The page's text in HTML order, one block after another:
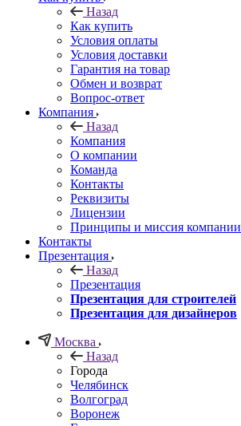
Назад
Как купить
Условия оплаты
Условия доставки
Гарантия на товар
Обмен и возврат
Вопрос-ответ
Компания
Назад
Компания
О компании
Команда
Контакты
Реквизиты
Лицензии
Принципы и миссия компании
Контакты
Презентация
Назад
Презентация
Презентация для строителей
Презентация для дизайнеров
Москва
Назад
Города
Челябинск
Волгоград
Воронеж